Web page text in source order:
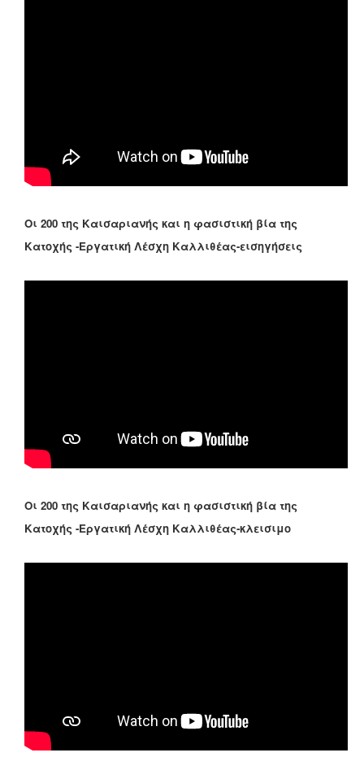
Οι 200 της Καισαριανής και η φασιστική βία της
Κατοχής -Εργατική Λέσχη Καλλιθέας-εισηγήσεις
Οι 200 της Καισαριανής και η φασιστική βία της
Κατοχής -Εργατική Λέσχη Καλλιθέας-κλεισιμο